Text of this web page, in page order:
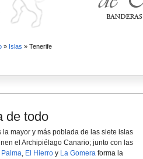
» Islas » Tenerife
de todo
la mayor y más poblada de las siete islas
el Archipiélago Canario; junto con las
Palma, El Hierro y La Gomera forma la